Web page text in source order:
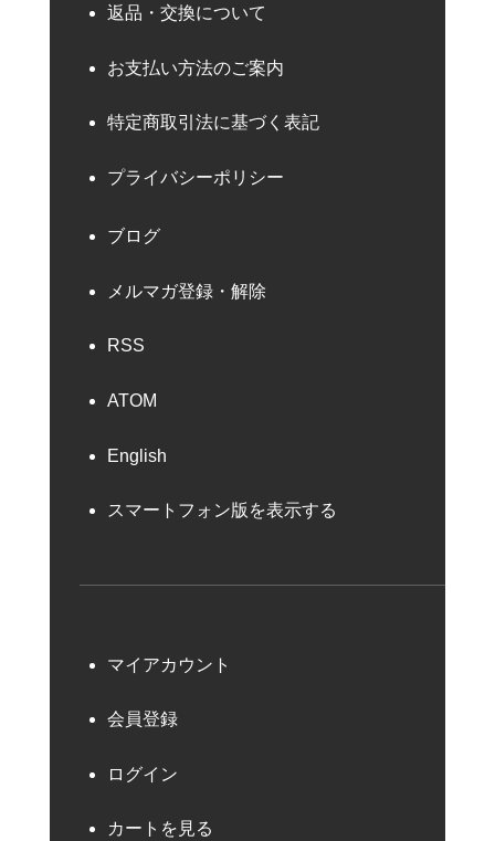
返品・交換について
お支払い方法のご案内
特定商取引法に基づく表記
プライバシーポリシー
ブログ
メルマガ登録・解除
RSS
ATOM
English
スマートフォン版を表示する
マイアカウント
会員登録
ログイン
カートを見る